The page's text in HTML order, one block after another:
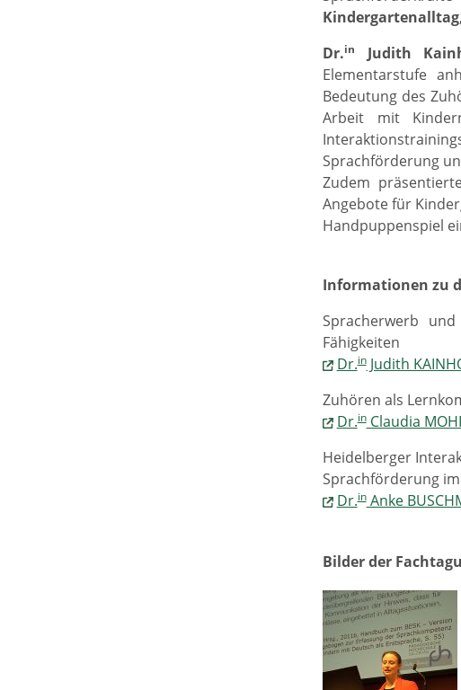
Kindergartenalltag
Dr.in Judith
Elementarstufe
Bedeutung des
Arbeit mit
Sprachförderung
Zudem
Angebote für
Handpuppenspiel
Informationen zu
Spracherwerb
Fähigkeiten
Dr.inJudith
Zuhören als
Dr.inClaudia
Heidelberger
Sprachförderung
Dr.inAnke
Bilder der